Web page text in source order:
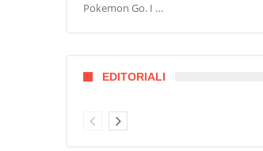
Pokemon Go. I …
EDITORIALI